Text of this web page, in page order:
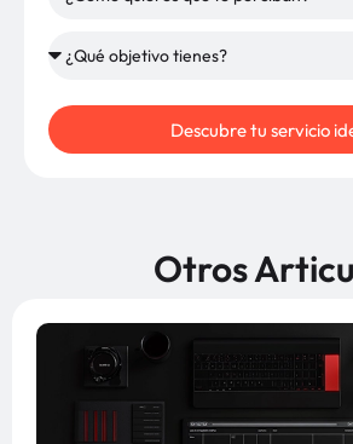
Descubre tu servicio
Otros